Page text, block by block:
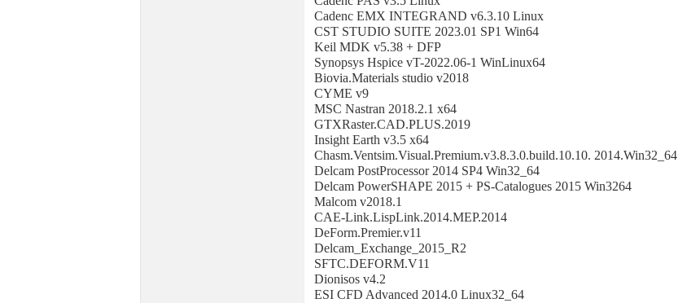
Cadenc EMX INTEGRAND v6.3.10 Linux
CST STUDIO SUITE 2023.01 SP1 Win64
Keil MDK v5.38 + DFP
Synopsys Hspice vT-2022.06-1 WinLinux64
Biovia.Materials studio v2018
CYME v9
MSC Nastran 2018.2.1 x64
GTXRaster.CAD.PLUS.2019
Insight Earth v3.5 x64
Chasm.Ventsim.Visual.Premium.v3.8.3.0.build.10.10. 2014.Win32_64
Delcam PostProcessor 2014 SP4 Win32_64
Delcam PowerSHAPE 2015 + PS-Catalogues 2015 Win3264
Malcom v2018.1
CAE-Link.LispLink.2014.MEP.2014
DeForm.Premier.v11
Delcam_Exchange_2015_R2
SFTC.DEFORM.V11
Dionisos v4.2
ESI CFD Advanced 2014.0 Linux32_64